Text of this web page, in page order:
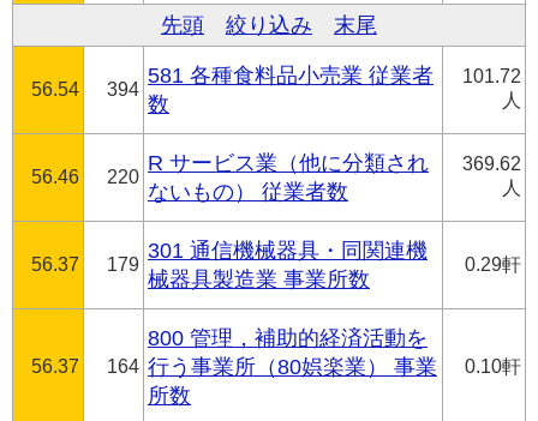
先頭 絞り込み 末尾
56.54 394
581 各種食料品小売業 従業者
数
101.72
人
56.46 220
R サービス業（他に分類され
ないもの） 従業者数
369.62
人
56.37 179
301 通信機械器具・同関連機
械器具製造業 事業所数
0.29軒
56.37 164
800 管理，補助的経済活動を
行う事業所（80娯楽業） 事業
所数
0.10軒